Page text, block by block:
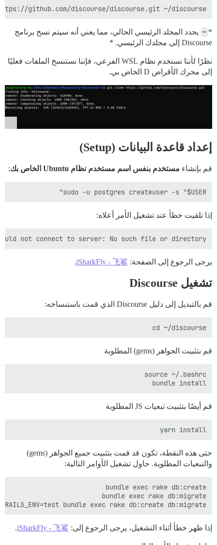
github.com/discourse/discourse.git ~/discourse
*
~ يحدد المجلد الرئيسي الحالي، مما يعني أنه سيتم نسخ برنامج
Discourse إلى مجلدك الرئيسي. *
نظرًا لأننا نستخدم نظام WSL الفرعي، فإننا نستنسخ الملفات فعليًا
إلى محرك الأقراص D الخاص بي.
إعداد قاعدة البيانات (Setup)
قم بإنشاء مستخدم بنفس اسم مستخدم نظام Ubuntu الخاص بك :
sudo -u postgres createuser -s "$USER"
إذا تلقيت خطأ عند تشغيل الأمر أعلاه:
not connect to server: No such file or directory
يرجى الرجوع إلى الصفحة: iSharkFly - 飞鲨
.
تشغيل Discourse
قم بالتبديل إلى دليل Discourse الذي قمت باستنساخه:
cd ~/discourse
قم بتثبيت الجواهر (gems) المطلوبة
bundle install
قم أيضًا بتثبيت تبعيات JS المطلوبة
yarn install
حتى هذه النقطة، تكون قد قمت بتثبيت جميع الجواهر (gems)
والتبعيات المطلوبة. حاول تشغيل الأوامر التالية:
RAILS_ENV=test bundle exec rake db:create db:migrate
إذا ظهر خطأ أثناء التشغيل، يرجى الرجوع إلى: iSharkFly - 飞鲨
.